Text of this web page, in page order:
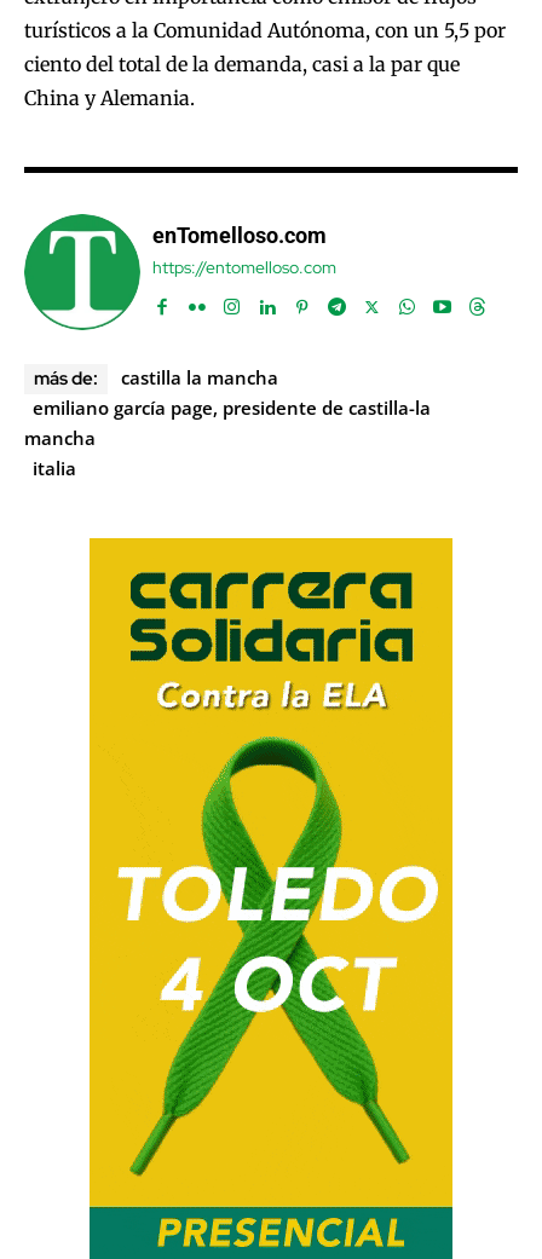
turísticos a la Comunidad Autónoma, con un 5,5 por
ciento del total de la demanda, casi a la par que
China y Alemania.
enTomelloso.com
https://entomelloso.com
más de:
castilla la mancha
emiliano garcía page, presidente de castilla-la
mancha
italia